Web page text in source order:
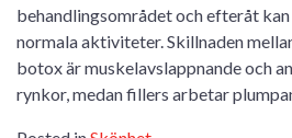
behandlingsområdet och efteråt
normala aktiviteter. Skillnaden
botox är muskelavslappnande och
rynkor, medan fillers arbetar